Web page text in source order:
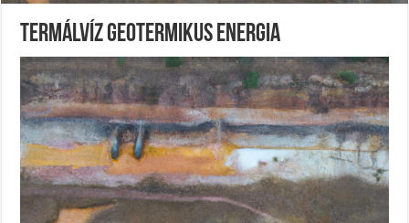
Termálvíz Geotermikus Energia